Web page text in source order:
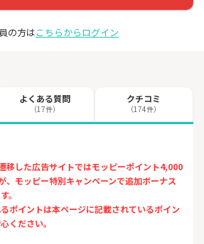
の方はこちらからログイン
よくある質問
（17件）
クチコミ
（174件）
した広告サイトではモッピーポイント4,000
、モッピー特別キャンペーンで追加ボーナス
。
ポイントは本ページに記載されているポイン
ください。